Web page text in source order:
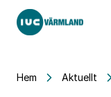
Hem Aktuellt